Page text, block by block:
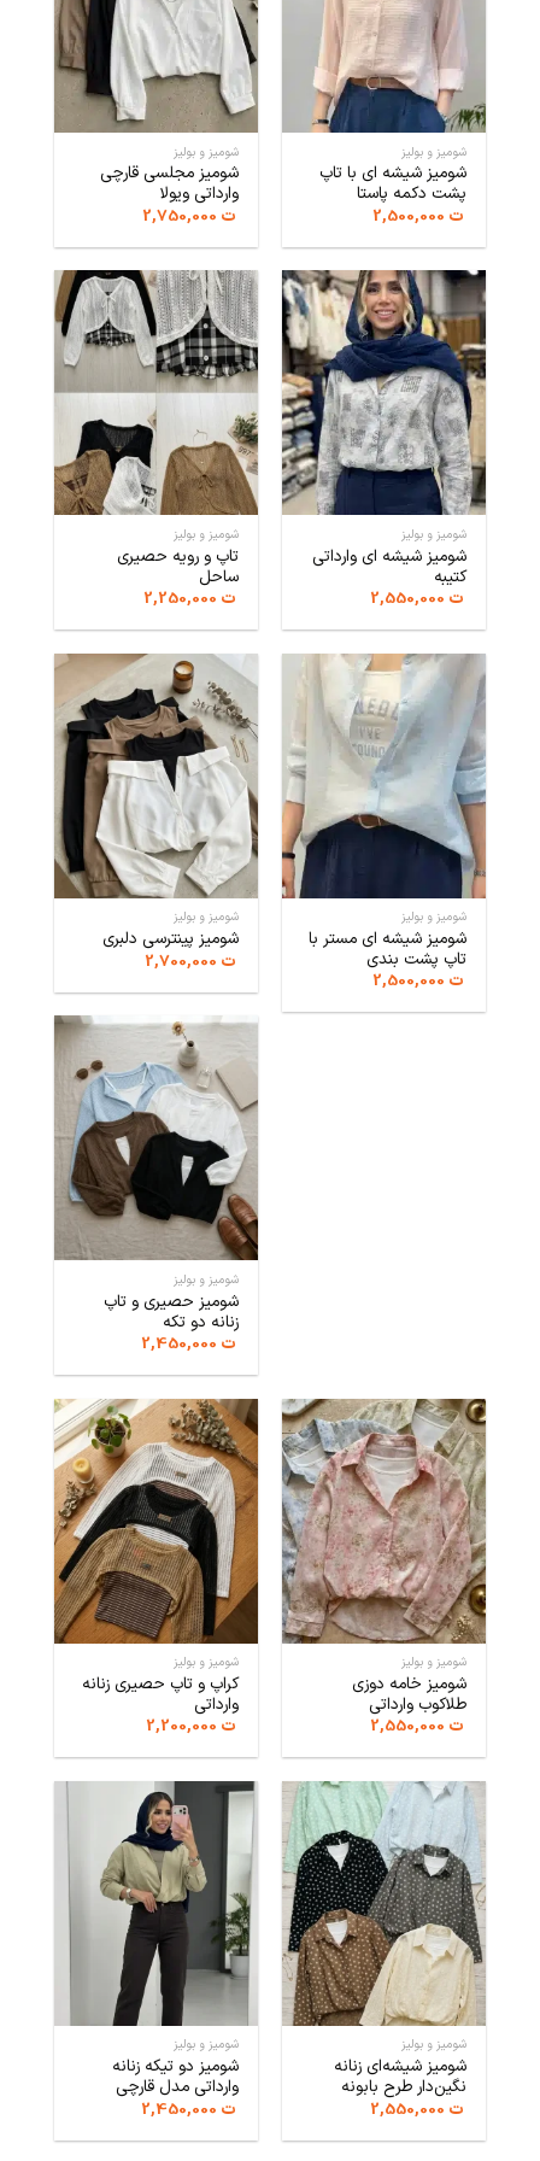
شومیز و بولیز
شومیز شیشه ای با تاپ
پشت دکمه پاستا
ت2,500,000
شومیز و بولیز
شومیز مجلسی قارچی
وارداتی ویولا
ت2,750,000
شومیز و بولیز
شومیز شیشه ای وارداتی
کتیبه
ت2,550,000
شومیز و بولیز
تاپ و رویه حصیری
ساحل
ت2,250,000
شومیز و بولیز
شومیز شیشه ای مستر با
تاپ پشت بندی
ت2,500,000
شومیز و بولیز
شومیز پینترسی دلبری
ت2,700,000
شومیز و بولیز
شومیز حصیری و تاپ
زنانه دو تکه
ت2,450,000
شومیز و بولیز
شومیز خامه دوزی
طلاکوب وارداتی
ت2,550,000
شومیز و بولیز
کراپ و تاپ حصیری زنانه
وارداتی
ت2,200,000
شومیز و بولیز
شومیز شیشه‌ای زنانه
نگین‌دار طرح بابونه
ت2,550,000
شومیز و بولیز
شومیز دو تیکه زنانه
وارداتی مدل قارچی
ت2,450,000